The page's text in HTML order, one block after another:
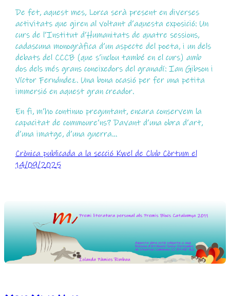
De fet, aquest mes, Lorca serà present en diverses
activitats que giren al voltant d’aquesta exposició: Un
curs de l’Institut d’Humanitats de quatre sessions,
cadascuna monogràfica d’un aspecte del poeta, i un dels
debats del CCCB (que s’inclou també en el curs) amb
dos dels més grans coneixedors del granadí: Ian Gibson i
Víctor Fernández. Una bona ocasió per fer una petita
immersió en aquest gran creador.
En fi, m’ho continuo preguntant, encara conservem la
capacitat de commoure’ns? Davant d’una obra d’art,
d’una imatge, d’una guerra…
Crònica publicada a la secció Kwel de Club Còrtum el
14/09/2025